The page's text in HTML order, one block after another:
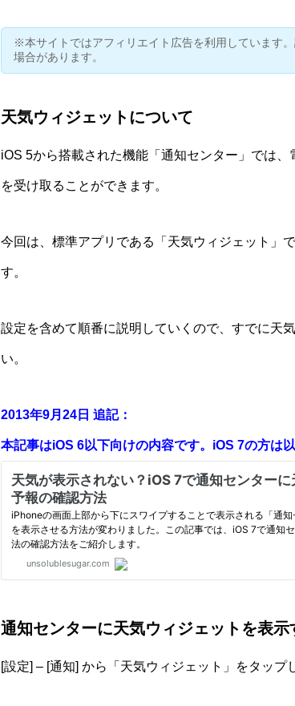
※本サイトではアフィリエイト広告を利用しています
場合があります。
天気ウィジェットについて
iOS 5から搭載された機能「通知センター」では
を受け取ることができます。
今回は、標準アプリである「天気ウィジェット」
す。
設定を含めて順番に説明していくので、すでに天
い。
2013年9月24日 追記：
本記事はiOS 6以下向けの内容です。iOS 7の方は
通知センターに天気ウィジェットを表示
[設定] – [通知] から「天気ウィジェット」をタップ